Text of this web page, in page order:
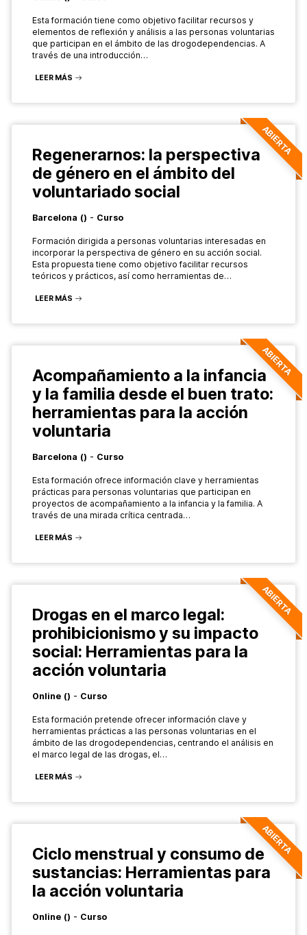
Esta formación tiene como objetivo facilitar recursos y
elementos de reflexión y análisis a las personas voluntarias
que participan en el ámbito de las drogodependencias. A
través de una introducción…
LEER MÁS
Regenerarnos: la perspectiva
de género en el ámbito del
voluntariado social
Barcelona () - Curso
Formación dirigida a personas voluntarias interesadas en
incorporar la perspectiva de género en su acción social.
Esta propuesta tiene como objetivo facilitar recursos
teóricos y prácticos, así como herramientas de…
LEER MÁS
ABIERTA
Acompañamiento a la infancia
y la familia desde el buen trato:
herramientas para la acción
voluntaria
Barcelona () - Curso
Esta formación ofrece información clave y herramientas
prácticas para personas voluntarias que participan en
proyectos de acompañamiento a la infancia y la familia. A
través de una mirada crítica centrada…
LEER MÁS
ABIERTA
Drogas en el marco legal:
prohibicionismo y su impacto
social: Herramientas para la
acción voluntaria
Online () - Curso
Esta formación pretende ofrecer información clave y
herramientas prácticas a las personas voluntarias en el
ámbito de las drogodependencias, centrando el análisis en
el marco legal de las drogas, el…
LEER MÁS
ABIERTA
Ciclo menstrual y consumo de
sustancias: Herramientas para
la acción voluntaria
Online () - Curso
ABIERTA